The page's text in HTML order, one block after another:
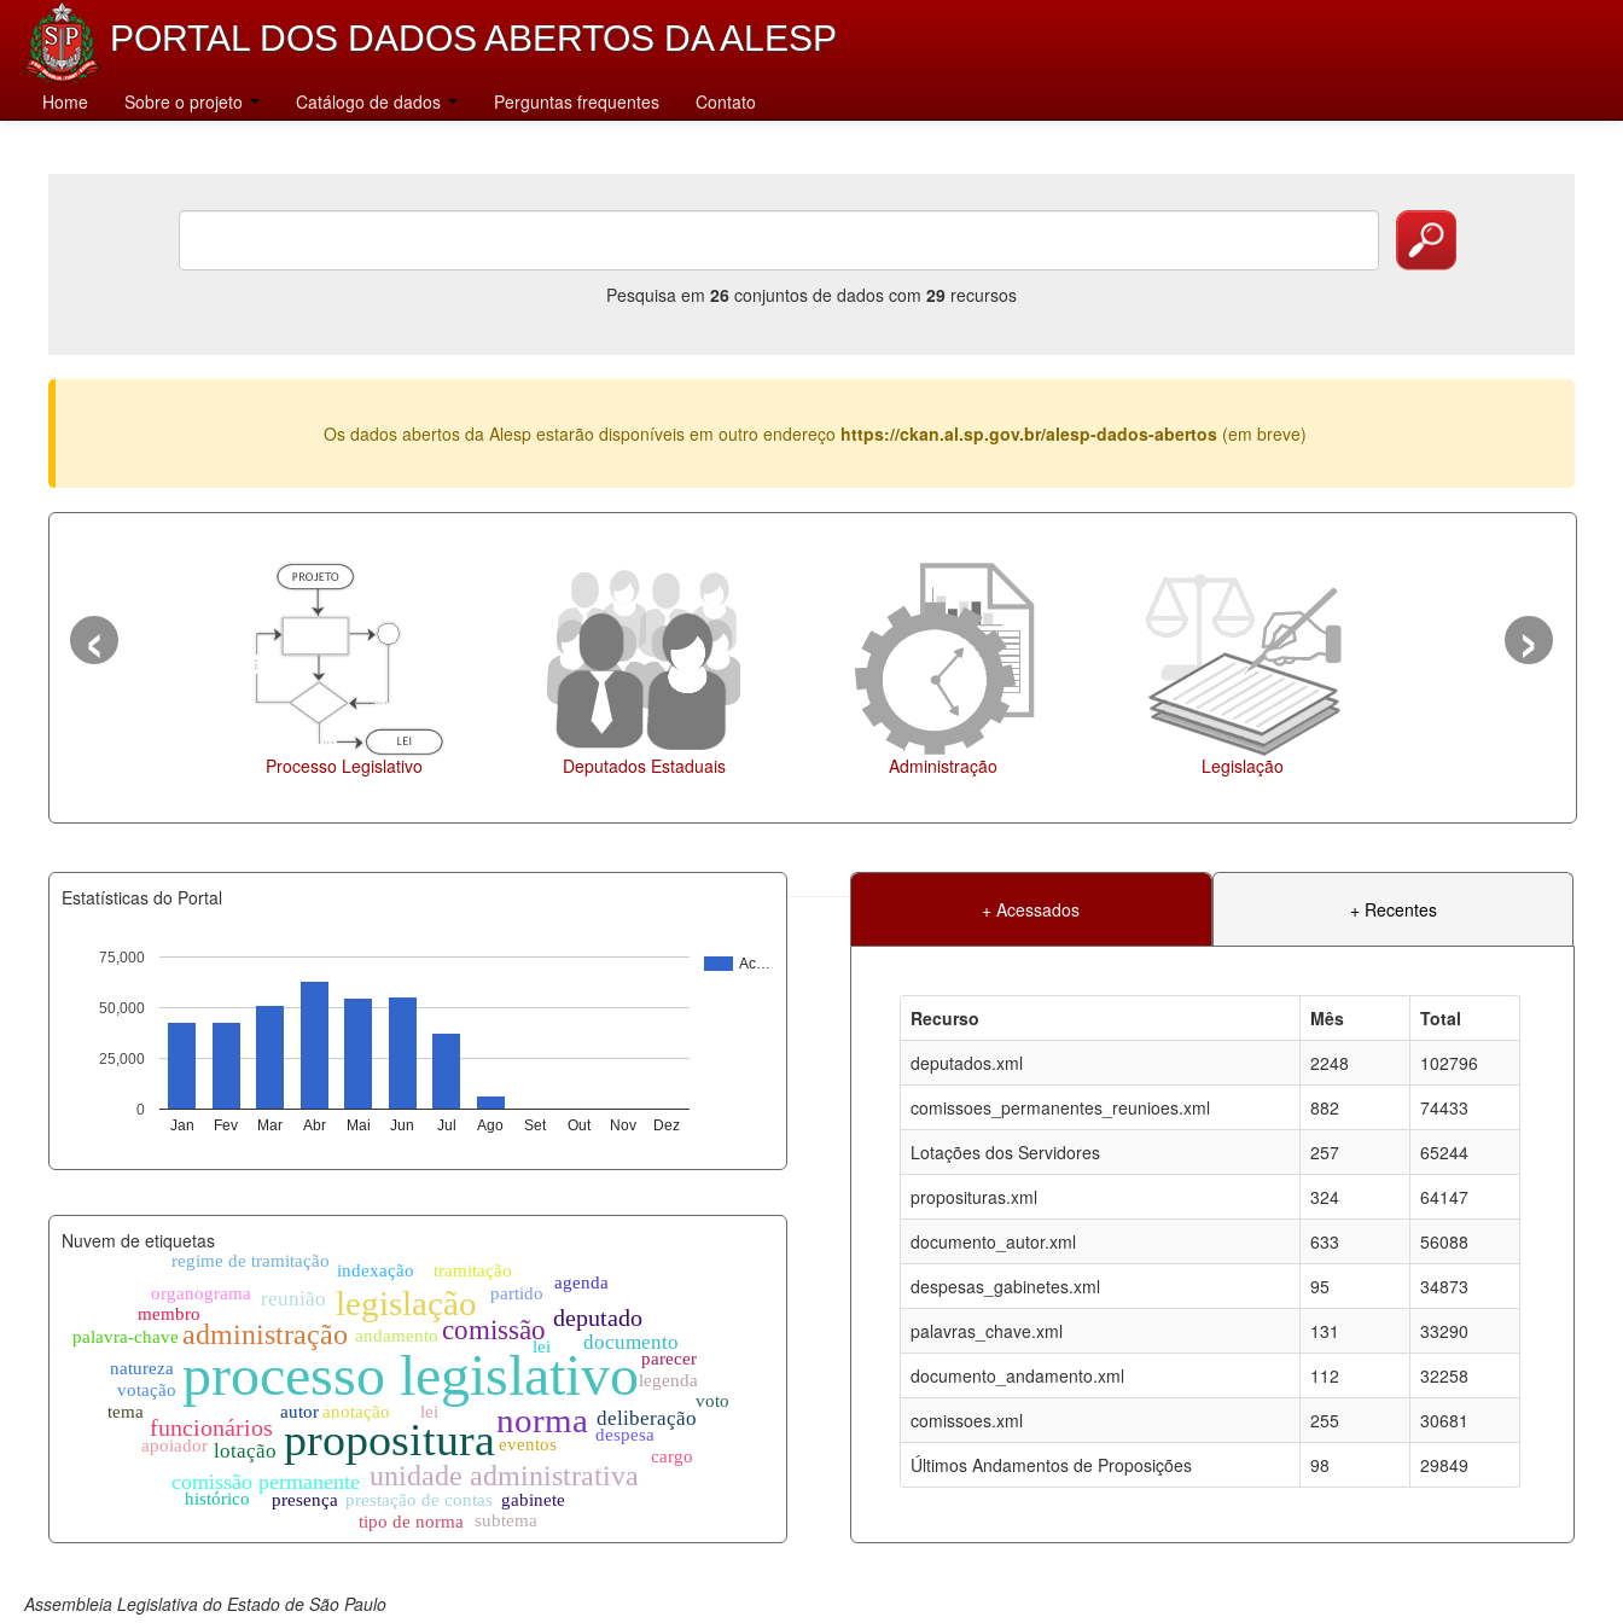
PORTAL DOS DADOS ABERTOS DA ALESP
Home Sobre o projeto Catálogo de dados Perguntas frequentes Contato
Pesquisa em 26 conjuntos de dados com 29 recursos
Os dados abertos da Alesp estarão disponíveis em outro endereço https://ckan.al.sp.gov.br/alesp-dados-abertos (em breve)
Processo Legislativo Deputados Estaduais Administração Legislação
‹ ›
Estatísticas do Portal
Ac…
Jan Fev Mar Abr Mai Jun Jul Ago Set Out Nov Dez
0
25,000
50,000
75,000
+ Acessados + Recentes
Recurso Mês
Total
deputados.xml
2248
102796
comissoes_permanentes_reunioes.xml
882
74433
Lotações dos Servidores
257
65244
proposituras.xml
324
64147
documento_autor.xml
633
56088
despesas_gabinetes.xml
95
34873
palavras_chave.xml
131
33290
documento_andamento.xml
112
32258
comissoes.xml
255
30681
Últimos Andamentos de Proposições
98 29849
documento_andamento_atual.xml
08-08-2026
agenda_eventos.xml
08-08-2026
comissoes_permanentes_votacoes.xml
documento_andamento.xml
08-08-2026
palavras_chave.xml
08-08-2026
legislacao_normas.xml
08-08-2026
legislacao_norma_anotacoes.xml
08-08-2026
Nuvem de etiquetas
Assembleia Legislativa do Estado de São Paulo